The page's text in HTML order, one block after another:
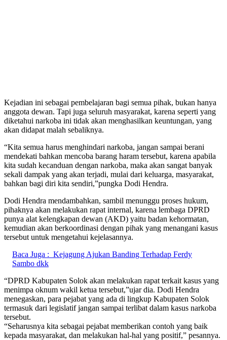
Kejadian ini sebagai pembelajaran bagi semua pihak, bukan hanya
anggota dewan. Tapi juga seluruh masyarakat, karena seperti yang
diketahui narkoba ini tidak akan menghasilkan keuntungan, yang
akan didapat malah sebaliknya.
“Kita semua harus menghindari narkoba, jangan sampai berani
mendekati bahkan mencoba barang haram tersebut, karena apabila
kita sudah kecanduan dengan narkoba, maka akan sangat banyak
sekali dampak yang akan terjadi, mulai dari keluarga, masyarakat,
bahkan bagi diri kita sendiri,”pungka Dodi Hendra.
Dodi Hendra mendambahkan, sambil menunggu proses hukum,
pihaknya akan melakukan rapat internal, karena lembaga DPRD
punya alat kelengkapan dewan (AKD) yaitu badan kehormatan,
kemudian akan berkoordinasi dengan pihak yang menangani kasus
tersebut untuk mengetahui kejelasannya.
Baca Juga : Kejagung Ajukan Banding Terhadap Ferdy
Sambo dkk
“DPRD Kabupaten Solok akan melakukan rapat terkait kasus yang
menimpa oknum wakil ketua tersebut,”ujar dia. Dodi Hendra
menegaskan, para pejabat yang ada di lingkup Kabupaten Solok
termasuk dari legislatif jangan sampai terlibat dalam kasus narkoba
tersebut.
“Seharusnya kita sebagai pejabat memberikan contoh yang baik
kepada masyarakat, dan melakukan hal-hal yang positif,” pesannya.